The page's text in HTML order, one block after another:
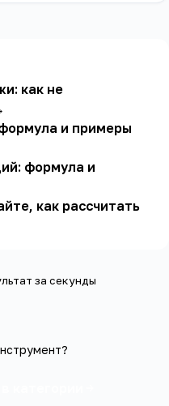
как не
и примеры
формула и
как рассчитать
за секунды